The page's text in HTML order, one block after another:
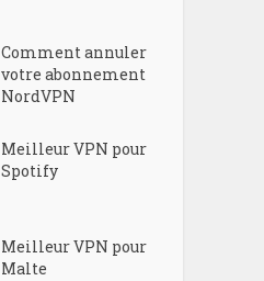
Comment annuler
votre abonnement
NordVPN
Meilleur VPN pour
Spotify
Meilleur VPN pour
Malte